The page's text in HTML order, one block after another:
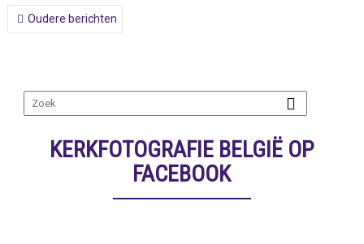
BERICHTNAVIGATIE
Oudere berichten
KERKFOTOGRAFIE BELGIË OP
FACEBOOK